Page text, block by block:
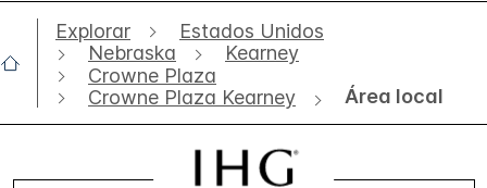
Explorar
Estados Unidos
Nebraska
Kearney
Crowne Plaza
Crowne Plaza Kearney
Área local